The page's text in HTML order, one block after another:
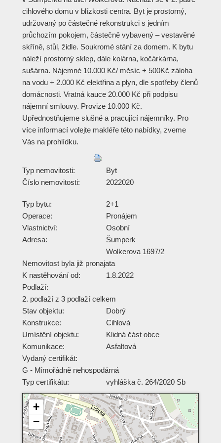
cihlového domu v blízkosti centra. Byt je prostorný,
udržovaný po částečné rekonstrukci s jedním
průchozím pokojem, částečně vybavený – vestavěné
skříně, stůl, židle. Soukromé stání za domem. K bytu
náleží prostorný sklep, dále kolárna, kočárkárna,
sušárna. Nájemné 10.000 Kč/ měsíc + 500Kč záloha
na vodu + 2.000 Kč elektřina a plyn, dle spotřeby členů
domácnosti. Vratná kauce 20.000 Kč při podpisu
nájemní smlouvy. Provize 10.000 Kč.
Upřednostňujeme slušné a pracující nájemníky. Pro
více informací volejte makléře této nabídky, zveme
Vás na prohlídku.
Typ nemovitosti:
Byt
Číslo nemovitosti:
2022020
Typ bytu:
2+1
Operace:
Pronájem
Vlastnictví:
Osobní
Adresa:
Šumperk
Wolkerova 1697/2
Nemovitost byla již pronajata
K nastěhování od:
1.8.2022
Podlaží:
2. podlaží z 3 podlaží celkem
Stav objektu:
Dobrý
Konstrukce:
Cihlová
Umístění objektu:
Klidná část obce
Komunikace:
Asfaltová
Vydaný certifikát:
G - Mimořádně nehospodárná
Typ certifikátu:
vyhláška č. 264/2020 Sb
+
−